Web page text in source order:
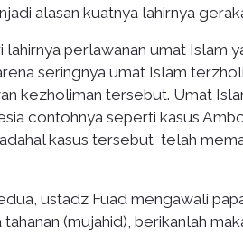
alasan kuatnya lahirnya
lahirnya perlawanan umat Islam
seringnya umat Islam
kezholiman tersebut. Umat
contohnya seperti kasus
kasus tersebut telah
ustadz Fuad mengawali
(mujahid), berikanlah